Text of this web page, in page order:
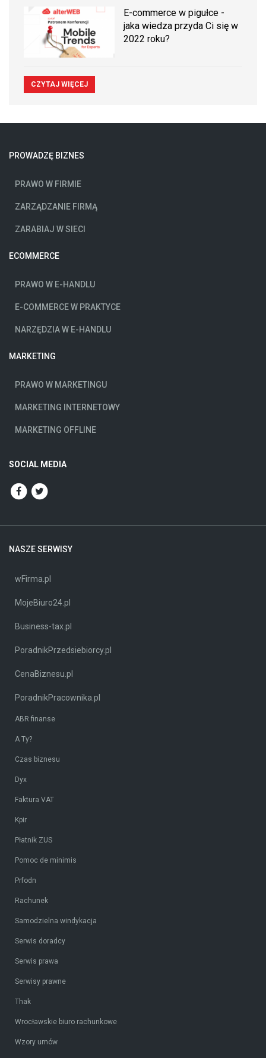
E-commerce w pigułce -
jaka wiedza przyda Ci się w
2022 roku?
CZYTAJ WIĘCEJ
PROWADZĘ BIZNES
PRAWO W FIRMIE
ZARZĄDZANIE FIRMĄ
ZARABIAJ W SIECI
ECOMMERCE
PRAWO W E-HANDLU
E-COMMERCE W PRAKTYCE
NARZĘDZIA W E-HANDLU
MARKETING
PRAWO W MARKETINGU
MARKETING INTERNETOWY
MARKETING OFFLINE
SOCIAL MEDIA
NASZE SERWISY
wFirma.pl
MojeBiuro24.pl
Business-tax.pl
PoradnikPrzedsiebiorcy.pl
CenaBiznesu.pl
PoradnikPracownika.pl
ABR finanse
A Ty?
Czas biznesu
Dyx
Faktura VAT
Kpir
Płatnik ZUS
Pomoc de minimis
Prfodn
Rachunek
Samodzielna windykacja
Serwis doradcy
Serwis prawa
Serwisy prawne
Thak
Wrocławskie biuro rachunkowe
Wzory umów